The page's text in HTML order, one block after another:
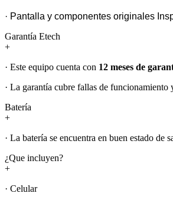
· Pantalla y componentes originales
Garantía Etech
+
· Este equipo cuenta con 12 meses de
· La garantía cubre fallas de funcionamiento
Batería
+
· La batería se encuentra en buen estado de
¿Que incluyen?
+
· Celular